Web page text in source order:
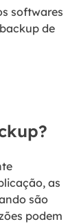
softwares
de
as
são
podem